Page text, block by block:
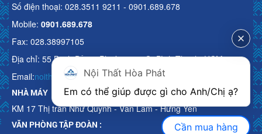
Số điện thoại: 028.3511 9211 - 0901.689.678
Mobile: 0901.689.678
Fax: 028.38997105
Địa chỉ: 55 Bạch Đằng, Phường 15, Q. Bình Thạnh, HCM
Email:noithathoaphattot@gmail.com
NHÀ MÁY
KM 17 Thị trấn Như Quỳnh - Văn Lâm - Hưng Yên
VĂN PHÒNG TẬP ĐOÀN :
Nội Thất Hòa Phát
Cần mua hàng